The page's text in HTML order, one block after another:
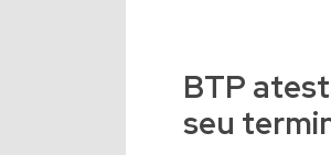
BTP
seu